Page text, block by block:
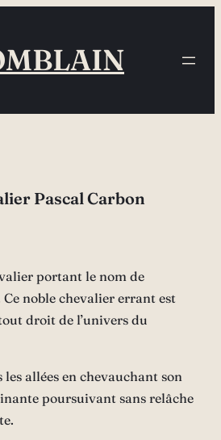
Pascal Carbon
portant le nom de
Ce noble chevalier errant est
droit de l’univers du
allées en chevauchant son
poursuivant sans relâche